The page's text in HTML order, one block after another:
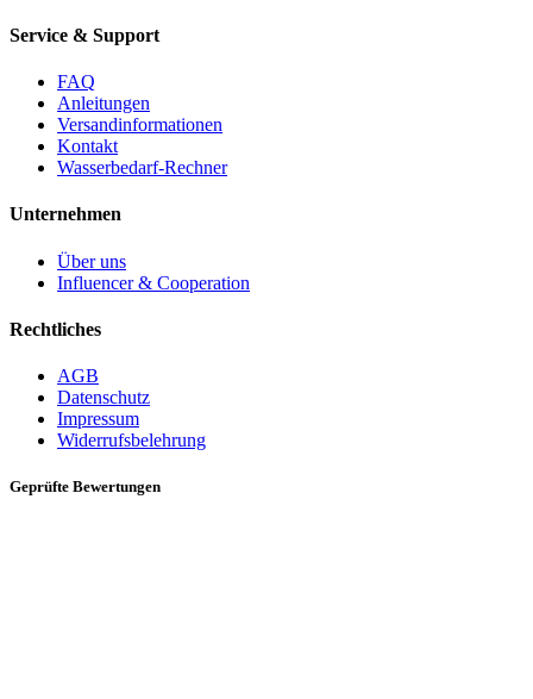
Service & Support
FAQ
Anleitungen
Versandinformationen
Kontakt
Wasserbedarf-Rechner
Unternehmen
Über uns
Influencer & Cooperation
Rechtliches
AGB
Datenschutz
Impressum
Widerrufsbelehrung
Geprüfte Bewertungen